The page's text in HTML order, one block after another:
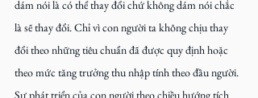
dám nói là có thể thay đổi chứ không dám nói chắc
là sẽ thay đổi. Chỉ vì con người ta không chịu thay
đổi theo những tiêu chuẩn đã được quy định hoặc
theo mức tăng trưởng thu nhập tính theo đầu người.
Sự phát triển của con người theo chiều hướng tích